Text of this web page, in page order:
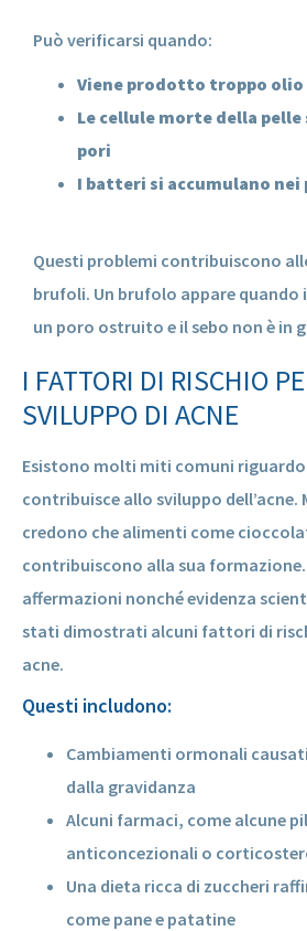
Può verificarsi quando:
Viene prodotto troppo
Le cellule morte della pelle
pori
I batteri si accumulano nei
Questi problemi contribuiscono
brufoli. Un brufolo appare quando
un poro ostruito e il sebo non è in
I FATTORI DI RISCHIO
SVILUPPO DI ACNE
Esistono molti miti comuni
contribuisce allo sviluppo dell’acne.
credono che alimenti come
contribuiscono alla sua formazione.
affermazioni nonché evidenza
stati dimostrati alcuni fattori di
acne.
Questi includono:
Cambiamenti ormonali
dalla gravidanza
Alcuni farmaci, come alcune
anticoncezionali o
Una dieta ricca di zuccheri
come pane e patatine